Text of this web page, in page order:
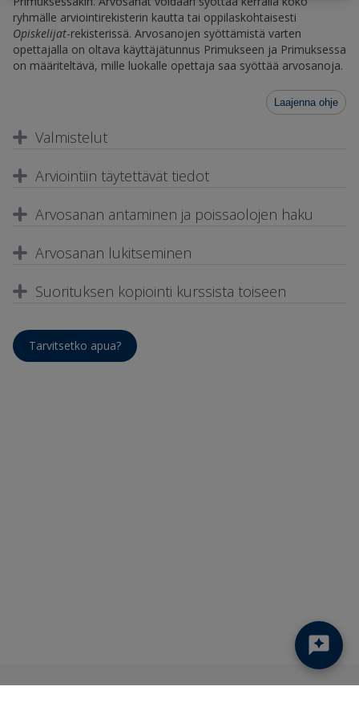
ryhmälle arviointirekisterin kautta tai oppilaskohtaisesti
Opiskelijat-rekisterissä. Arvosanojen syöttämistä varten
opettajalla on oltava käyttäjätunnus Primukseen ja Primuksessa
on määriteltävä, mille luokalle opettaja saa syöttää arvosanoja.
Laajenna ohje
Valmistelut
Arviointiin täytettävät tiedot
Arvosanan antaminen ja poissaolojen haku
Arvosanan lukitseminen
Suorituksen kopiointi kurssista toiseen
Tarvitsetko apua?